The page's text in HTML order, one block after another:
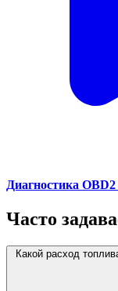
Диагностика
Часто
Какой расход